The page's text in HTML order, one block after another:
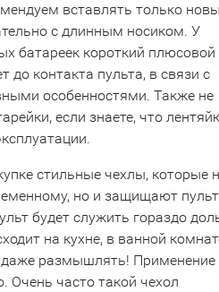
вставлять только
с длинным носиком. У
батареек короткий плюсовой
до контакта пульта, в связи с
особенностями. Также не
если знаете, что
стильные чехлы, которые
но и защищают
будет служить гораздо
на кухне, в ванной
даже размышлять! Применение
Очень часто такой чехол